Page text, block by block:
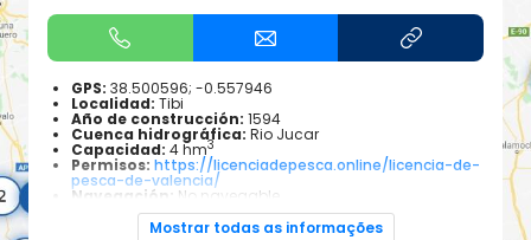
GPS: 38.500596; -0.557946
Localidad: Tibi
Año de construcción: 1594
Cuenca hidrográfica: Rio Jucar
Capacidad: 4 hm3
Permisos: https://licenciadepesca.online/licencia-de-
pesca-de-valencia/
Navegación: No navegable
Especies piscícolas:Anguila, black bass, carpa
Mostrar todas as informações